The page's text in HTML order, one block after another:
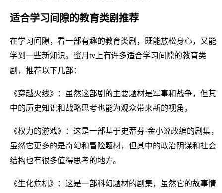
适合学习间隙的教育类剧推荐
在学习间隙，看一部有趣的教育类剧，既能放松身心，又能
学到一些新知识。蜜月tv上有许多适合学习间隙的教育类
剧，推荐以下几部：
《穿越火线》：虽然这部剧的主要题材是军事和战争，但其
中的历史知识和战略思考也能为观众带来新的视角。
《权力的游戏》：这是一部基于史蒂芬·金小说改编的剧集，
虽然它更多的是奇幻和冒险题材，但其中的政治阴谋和社会
结构也有很多值得思考的地方。
《生化危机》：这是一部科幻题材的剧集，虽然它的故事情